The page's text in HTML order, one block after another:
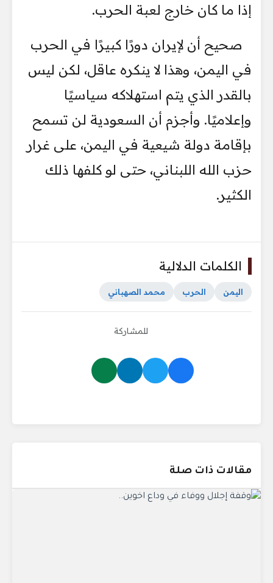
إذا ما كان خارج لعبة الحرب.
صحيح أن لإيران دورًا كبيرًا في الحرب
في اليمن، وهذا لا ينكره عاقل، لكن ليس
بالقدر الذي يتم استهلاكه سياسيًا
وإعلاميًا. وأجزم أن السعودية لن تسمح
بإقامة دولة شيعية في اليمن، على غرار
حزب الله اللبناني، حتى لو كلفها ذلك
الكثير.
الكلمات الدلالية
اليمن الحرب محمد الصهباني
للمشاركة
مقالات ذات صلة